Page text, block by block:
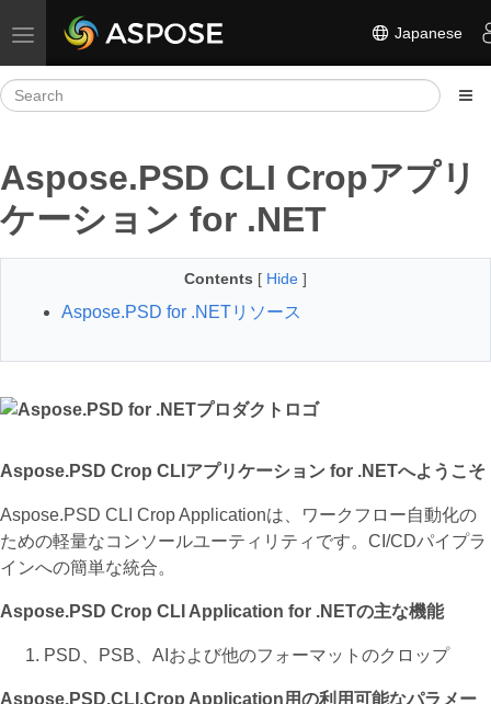
Toggle navigation Japanese
Aspose.PSD CLI Cropアプリ
ケーション for .NET
Contents [ Hide ]
Aspose.PSD for .NETリソース
Aspose.PSD Crop CLIアプリケーション for .NETへようこそ
Aspose.PSD CLI Crop Applicationは、ワークフロー自動化の
ための軽量なコンソールユーティリティです。CI/CDパイプラ
インへの簡単な統合。
Aspose.PSD Crop CLI Application for .NETの主な機能
PSD、PSB、AIおよび他のフォーマットのクロップ
Aspose.PSD.CLI.Crop Application用の利用可能なパラメー